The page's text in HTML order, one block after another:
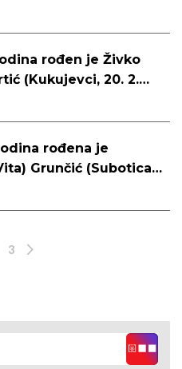
– Subotica, 4. 3. 1950.)
rođen je Živko
(Kukujevci, 20. 2.
djelatnik,
i publicist
rođena je
Grunčić (Subotica,
i kulturna
3 Next